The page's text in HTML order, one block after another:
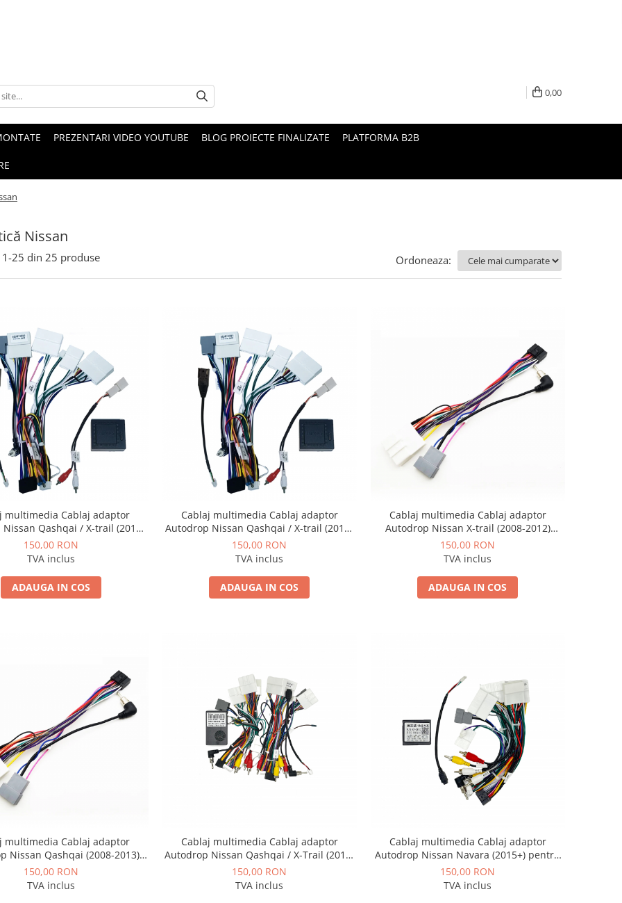
0,00
PREZENTARI VIDEO YOUTUBE BLOG PROIECTE FINALIZATE PLATFORMA B2B
Nissan
1-25 din 25 produse Ordoneaza:
multimedia Cablaj adaptor
Qashqai / X-trail (2014-
pentru Navigații multimedia
Android
150,00 RON
TVA inclus
ADAUGA IN COS
Cablaj multimedia Cablaj adaptor
Autodrop Nissan Qashqai / X-trail (2014-
2017) pentru Navigații multimedia
Android
150,00 RON
TVA inclus
ADAUGA IN COS
Cablaj multimedia Cablaj adaptor
Autodrop Nissan X-trail (2008-2012)
pentru Navigații multimedia Android
150,00 RON
TVA inclus
ADAUGA IN COS
multimedia Cablaj adaptor
Nissan Qashqai (2008-2013)
Navigații multimedia Android
150,00 RON
TVA inclus
Cablaj multimedia Cablaj adaptor
Autodrop Nissan Qashqai / X-Trail (2014-
2017) pentru Navigații multimedia
Android
150,00 RON
TVA inclus
Cablaj multimedia Cablaj adaptor
Autodrop Nissan Navara (2015+) pentru
Navigații multimedia Android
150,00 RON
TVA inclus